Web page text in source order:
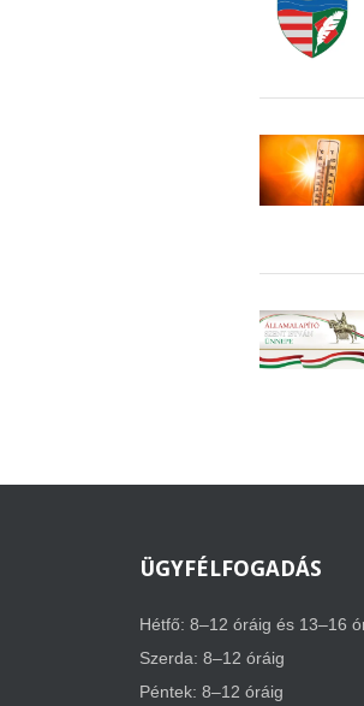
ÜGYFÉLFOGADÁS
Hétfő: 8–12 óráig és 13–16
Szerda: 8–12 óráig
Péntek: 8–12 óráig